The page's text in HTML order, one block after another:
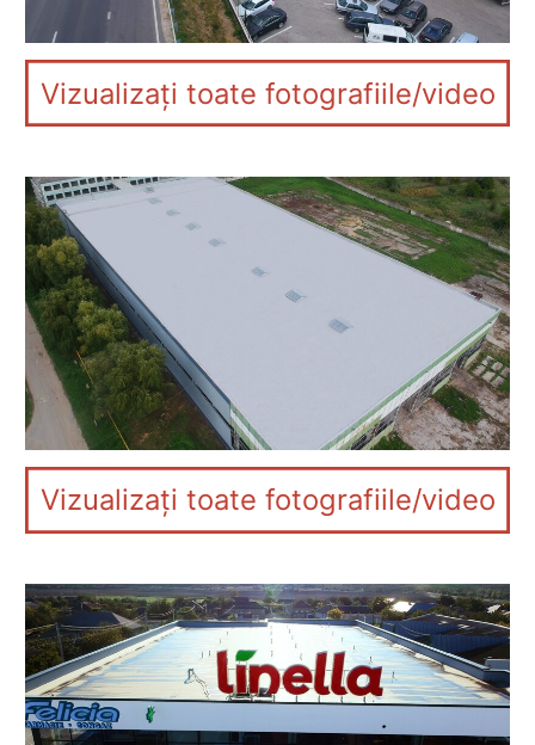
Vizualizați toate fotografiile/video
Vizualizați toate fotografiile/video